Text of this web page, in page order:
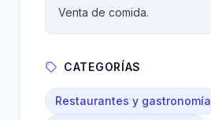
Venta de comida.
CATEGORÍAS
Restaurantes y gastronomía